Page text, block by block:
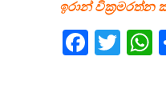
ඉරාන් වික්‍රමරත්න